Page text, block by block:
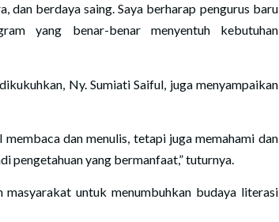
dan berdaya saing. Saya berharap pengurus baru
yang benar-benar menyentuh kebutuhan
Ny. Sumiati Saiful, juga menyampaikan
membaca dan menulis, tetapi juga memahami dan
pengetahuan yang bermanfaat,” tuturnya.
masyarakat untuk menumbuhkan budaya literasi